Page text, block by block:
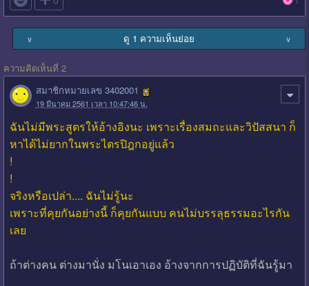
∨ ดู 1 ความเห็นย่อย ∨
ความคิดเห็นที่ 2
สมาชิกหมายเลข 3402001
19 มีนาคม 2561 เวลา 10:47:46 น.
ฉันไม่มีพระสูตรให้อ้างอิงนะ เพราะเรื่องสมถะและวิปัสสนา ก็
หาได้ไม่ยากในพระไตรปิฎกอยู่แล้ว
!
!
จริงหรือเปล่า.... ฉันไม่รู้นะ
เพราะที่คุยกันอย่างนี้ ก็คุยกันแบบ คนไม่บรรลุธรรมอะไรกัน
เลย
ถ้าต่างคน ต่างมานั่ง มโนเอาเอง อ้างจากการปฏิบัติที่ฉันรู้มา